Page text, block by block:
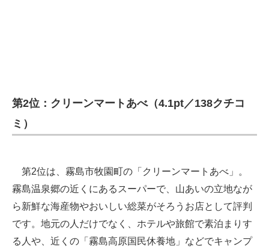
第2位：クリーンマートあべ（4.1pt／138クチコ
ミ）
第2位は、霧島市牧園町の「クリーンマートあべ」。
霧島温泉郷の近くにあるスーパーで、山あいの立地なが
ら新鮮な海産物やおいしい総菜がそろうお店として評判
です。地元の人だけでなく、ホテルや旅館で素泊まりす
る人や、近くの「霧島高原国民休養地」などでキャンプ